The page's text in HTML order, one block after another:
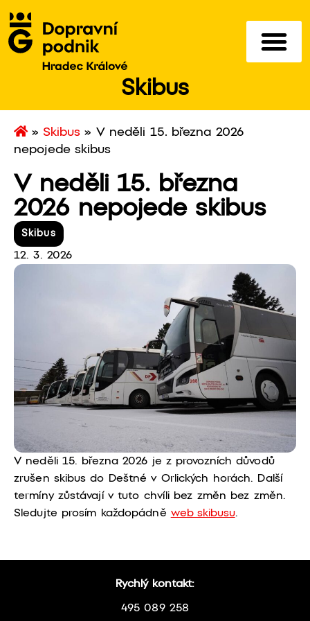
Skibus
» Skibus » V neděli 15. března 2026
nepojede skibus
V neděli 15. března
2026 nepojede skibus
Skibus
12. 3. 2026
V neděli 15. března 2026 je z provozních důvodů
zrušen skibus do Deštné v Orlických horách. Další
termíny zůstávají v tuto chvíli bez změn bez změn.
Sledujte prosím každopádně web skibusu.
Rychlý kontakt:
495 089 258